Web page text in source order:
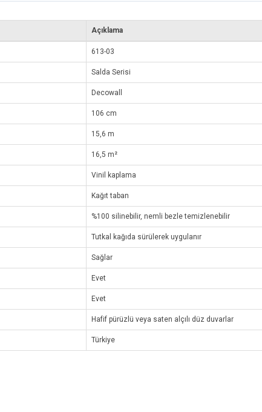
Açıklama
613-03
Salda Serisi
Decowall
106 cm
15,6 m
16,5 m²
Vinil kaplama
Kağıt taban
%100 silinebilir, nemli bezle temizlenebilir
Tutkal kağıda sürülerek uygulanır
Sağlar
Evet
Evet
Hafif pürüzlü veya saten alçılı düz duvarlar
Türkiye